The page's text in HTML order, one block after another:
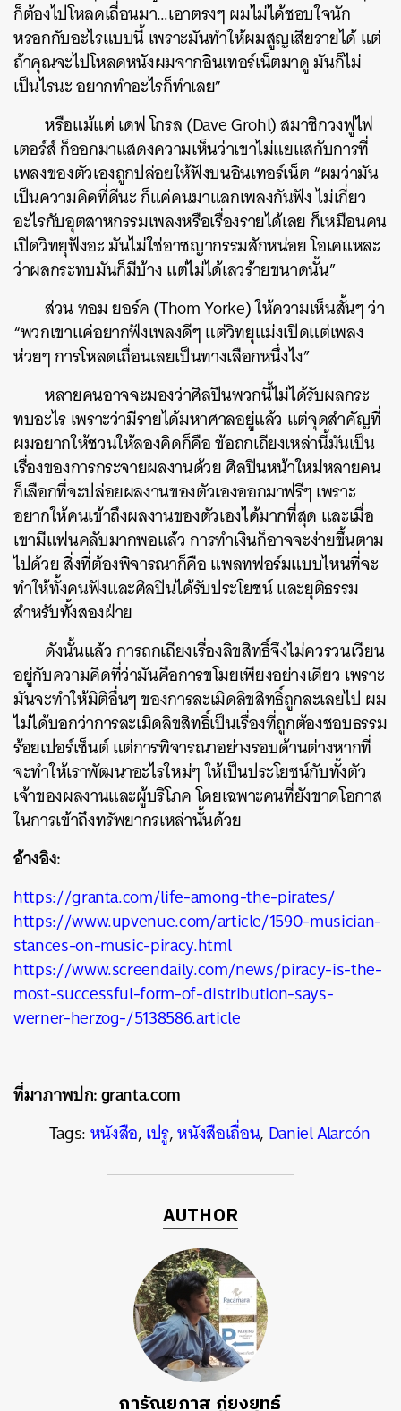
ก็ต้องไปโหลดเถื่อนมา…เอาตรงๆ ผมไม่ได้ชอบใจนัก
หรอกกับอะไรแบบนี้ เพราะมันทำให้ผมสูญเสียรายได้ แต่
ถ้าคุณจะไปโหลดหนังผมจากอินเทอร์เน็ตมาดู มันก็ไม่
เป็นไรนะ อยากทำอะไรก็ทำเลย”
หรือแม้แต่ เดฟ โกรล (Dave Grohl) สมาชิกวงฟูไฟ
เตอร์ส์ ก็ออกมาแสดงความเห็นว่าเขาไม่แยแสกับการที่
เพลงของตัวเองถูกปล่อยให้ฟังบนอินเทอร์เน็ต “ผมว่ามัน
เป็นความคิดที่ดีนะ ก็แค่คนมาแลกเพลงกันฟัง ไม่เกี่ยว
อะไรกับอุตสาหกรรมเพลงหรือเรื่องรายได้เลย ก็เหมือนคน
เปิดวิทยุฟังอะ มันไม่ใช่อาชญากรรมสักหน่อย โอเคแหละ
ว่าผลกระทบมันก็มีบ้าง แต่ไม่ได้เลวร้ายขนาดนั้น”
ส่วน ทอม ยอร์ค (Thom Yorke) ให้ความเห็นสั้นๆ ว่า
“พวกเขาแค่อยากฟังเพลงดีๆ แต่วิทยุแม่งเปิดแต่เพลง
ห่วยๆ การโหลดเถื่อนเลยเป็นทางเลือกหนึ่งไง”
หลายคนอาจจะมองว่าศิลปินพวกนี้ไม่ได้รับผลกระ
ทบอะไร เพราะว่ามีรายได้มหาศาลอยู่แล้ว แต่จุดสำคัญที่
ผมอยากให้ชวนให้ลองคิดก็คือ ข้อถกเถียงเหล่านี้มันเป็น
เรื่องของการกระจายผลงานด้วย ศิลปินหน้าใหม่หลายคน
ก็เลือกที่จะปล่อยผลงานของตัวเองออกมาฟรีๆ เพราะ
อยากให้คนเข้าถึงผลงานของตัวเองได้มากที่สุด และเมื่อ
เขามีแฟนคลับมากพอแล้ว การทำเงินก็อาจจะง่ายขึ้นตาม
ไปด้วย สิ่งที่ต้องพิจารณาก็คือ แพลทฟอร์มแบบไหนที่จะ
ทำให้ทั้งคนฟังและศิลปินได้รับประโยชน์ และยุติธรรม
สำหรับทั้งสองฝ่าย
ดังนั้นแล้ว การถกเถียงเรื่องลิขสิทธิ์จึงไม่ควรวนเวียน
อยู่กับความคิดที่ว่ามันคือการขโมยเพียงอย่างเดียว เพราะ
มันจะทำให้มิติอื่นๆ ของการละเมิดลิขสิทธิ์ถูกละเลยไป ผม
ไม่ได้บอกว่าการละเมิดลิขสิทธิ์เป็นเรื่องที่ถูกต้องชอบธรรม
ร้อยเปอร์เซ็นต์ แต่การพิจารณาอย่างรอบด้านต่างหากที่
จะทำให้เราพัฒนาอะไรใหม่ๆ ให้เป็นประโยชน์กับทั้งตัว
เจ้าของผลงานและผู้บริโภค โดยเฉพาะคนที่ยังขาดโอกาส
ในการเข้าถึงทรัพยากรเหล่านั้นด้วย
อ้างอิง:
https://granta.com/life-among-the-pirates/
https://www.upvenue.com/article/1590-musician-
stances-on-music-piracy.html
https://www.screendaily.com/news/piracy-is-the-
most-successful-form-of-distribution-says-
werner-herzog-/5138586.article
ที่มาภาพปก: granta.com
Tags:หนังสือ,เปรู,หนังสือเถื่อน, Daniel Alarcón
AUTHOR
การัณยภาส ภู่ยงยุทธ์